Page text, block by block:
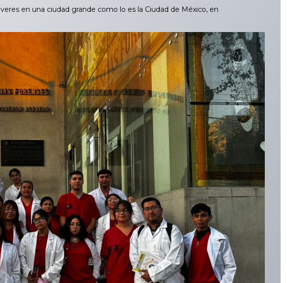
en una ciudad grande como lo es la Ciudad de México, en